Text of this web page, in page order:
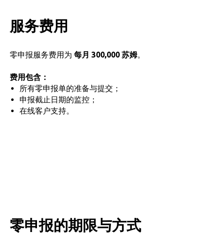
服务费用
零申报服务费用为 每月 300,000 苏姆。
费用包含：
所有零申报单的准备与提交；
申报截止日期的监控；
在线客户支持。
零申报的期限与方式